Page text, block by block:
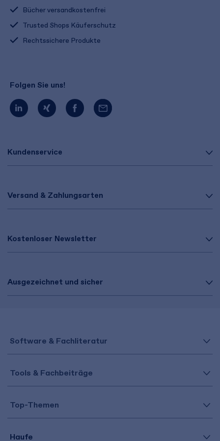
Kundenservice
Versand & Zahlungsarten
Kostenloser Newsletter
Ausgezeichnet und sicher
Bücher versandkostenfrei
Trusted Shops Käuferschutz
Rechtssichere Produkte
Folgen Sie uns!
Software & Fachliteratur
Tools & Fachbeiträge
Top-Themen
Haufe